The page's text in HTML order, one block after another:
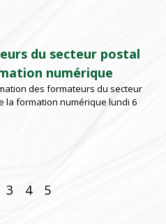
du secteur postal
numérique
des formateurs du secteur
la formation numérique lundi 6
3 4 5